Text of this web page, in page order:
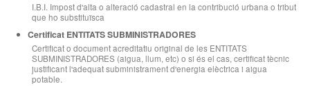
I.B.I. Impost d'alta o alteració cadastral en la contribució urbana o tribut
que ho substituïsca
Certificat ENTITATS SUBMINISTRADORES
Certificat o document acreditatiu original de les ENTITATS
SUBMINISTRADORES (aigua, llum, etc) o si és el cas, certificat tècnic
justificant l'adequat subministrament d'energia elèctrica i aigua
potable.